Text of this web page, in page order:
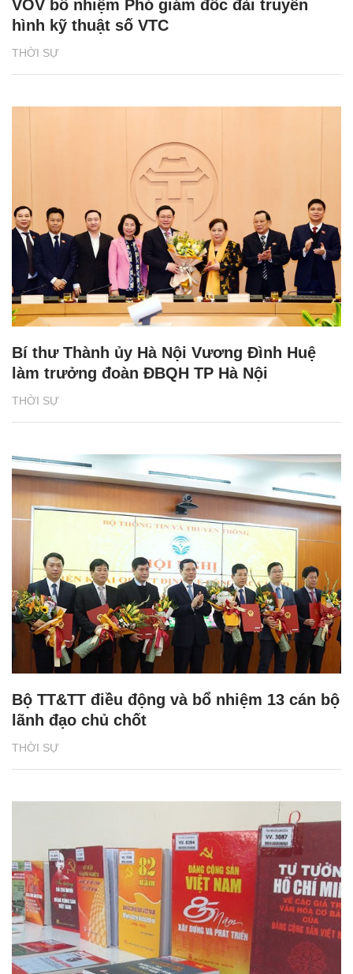
THỜI SỰ
VOV bổ nhiệm Phó giám đốc đài truyền
hình kỹ thuật số VTC
THỜI SỰ
Bí thư Thành ủy Hà Nội Vương Đình Huệ
làm trưởng đoàn ĐBQH TP Hà Nội
THỜI SỰ
Bộ TT&TT điều động và bổ nhiệm 13 cán bộ
lãnh đạo chủ chốt